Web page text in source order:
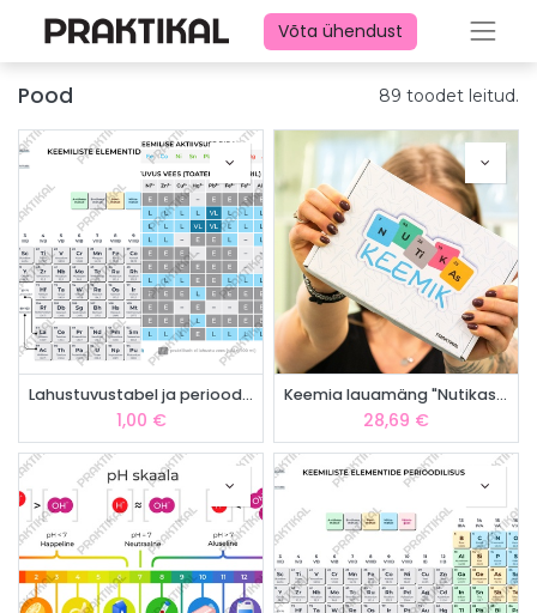
Võta ühendust
Pood 89 toodet leitud.
Lahustuvustabel ja perioodilisustabel (kahepoolne)
1,00 €
Keemia lauamäng "Nutikas Keemik"
28,69 €